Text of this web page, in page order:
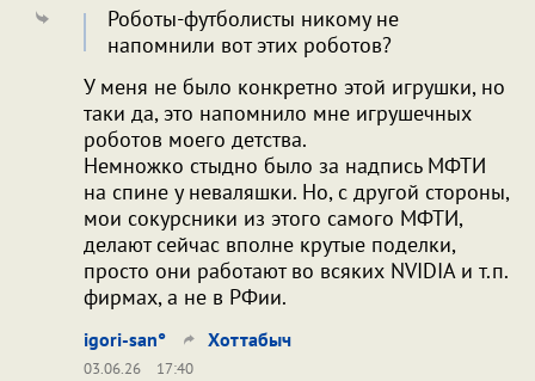
Роботы-футболисты никому не
напомнили вот этих роботов?
У меня не было конкретно этой игрушки, но
таки да, это напомнило мне игрушечных
роботов моего детства.
Немножко стыдно было за надпись МФТИ
на спине у неваляшки. Но, с другой стороны,
мои сокурсники из этого самого МФТИ,
делают сейчас вполне крутые поделки,
просто они работают во всяких NVIDIA и т.п.
фирмах, а не в РФии.
igori-san° Хоттабыч
03.06.26
17:40